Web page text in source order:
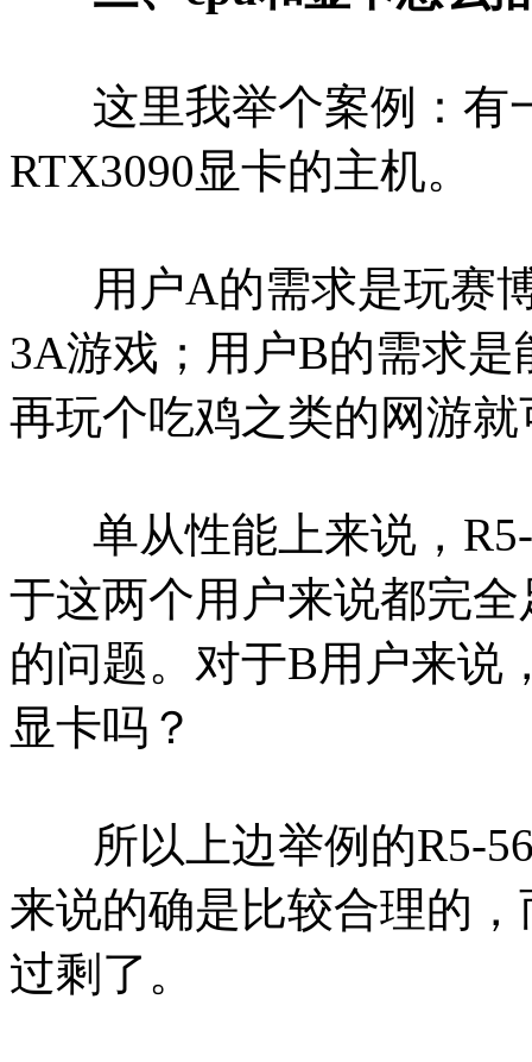
这里我举个案例：有
RTX3090显卡的主机。
用户A的需求是玩赛博
3A游戏；用户B的需求
再玩个吃鸡之类的网游
单从性能上来说，R5-
于这两个用户来说都完
的问题。对于B用户来说
显卡吗？
所以上边举例的R5-
来说的确是比较合理的
过剩了。